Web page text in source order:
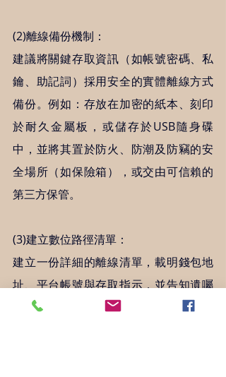
(2)離線備份機制：
建議將關鍵存取資訊（如帳號密碼、私
鑰、助記詞）採用安全的實體離線方式
備份。例如：存放在加密的紙本、刻印
於耐久金屬板，或儲存於USB隨身碟
中，並將其置於防火、防潮及防竊的安
全場所（如保險箱），或交由可信賴的
第三方保管。
(3)建立數位路徑清單：
建立一份詳細的離線清單，載明錢包地
址、平台帳號與存取指示，並告知遺囑
執行人存放位置。